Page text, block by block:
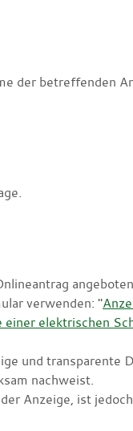
der betreffenden
verwenden: "
elektrischen
und transparente
nachweist.
Anzeige, ist